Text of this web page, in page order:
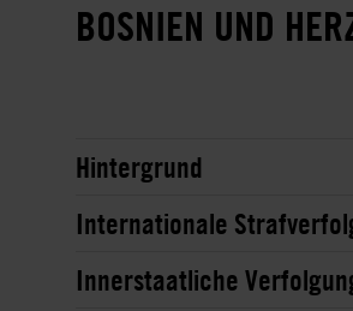
BOSNIEN UND
Hintergrund
Internationale
Innerstaatliche